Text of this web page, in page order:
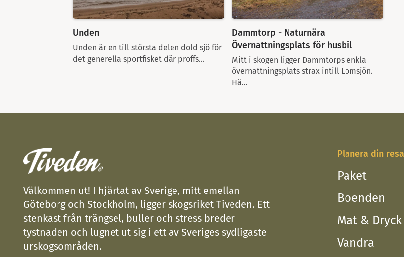
Unden
Unden är en till största delen dold sjö för
det generella sportfisket där proffs...
Dammtorp - Naturnära
Övernattningsplats för husbil
Mitt i skogen ligger Dammtorps enkla
övernattningsplats strax intill Lomsjön.
Hä...
Välkommen ut! I hjärtat av Sverige, mitt emellan
Göteborg och Stockholm, ligger skogsriket Tiveden. Ett
stenkast från trängsel, buller och stress breder
tystnaden och lugnet ut sig i ett av Sveriges sydligaste
urskogsområden.
Planera din resa
Paket
Boenden
Mat & Dryck
Vandra